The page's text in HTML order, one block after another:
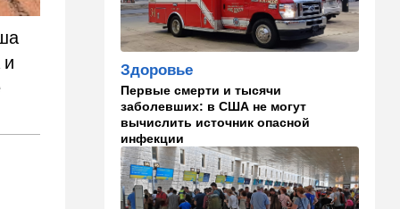
и
Российский след? В
Германии предотвратили
покушение на
производителя дронов для
Украины
11:45 Израиль
Террорист "Нухбы",
участвовавший в резне 7
октября, работал в Газе
водителем грузовика
гумпомощи
Здоровье
Первые смерти и тысячи
заболевших: в США не могут
вычислить источник опасной
инфекции